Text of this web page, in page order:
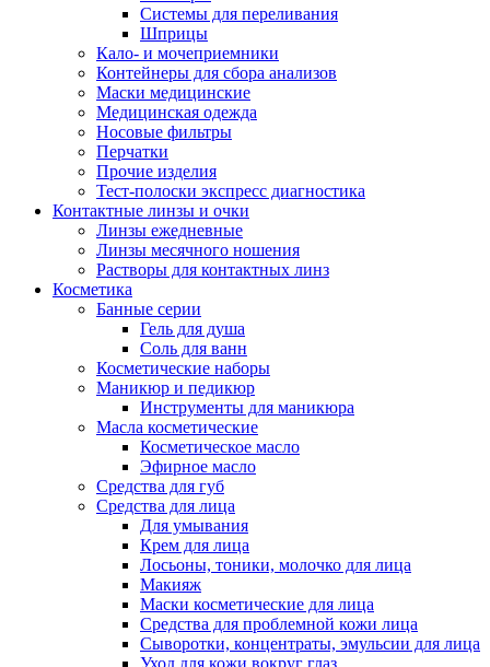
Системы для переливания
Шприцы
Кало- и мочеприемники
Контейнеры для сбора анализов
Маски медицинские
Медицинская одежда
Носовые фильтры
Перчатки
Прочие изделия
Тест-полоски экспресс диагностика
Контактные линзы и очки
Линзы ежедневные
Линзы месячного ношения
Растворы для контактных линз
Косметика
Банные серии
Гель для душа
Соль для ванн
Косметические наборы
Маникюр и педикюр
Инструменты для маникюра
Масла косметические
Косметическое масло
Эфирное масло
Средства для губ
Средства для лица
Для умывания
Крем для лица
Лосьоны, тоники, молочко для лица
Макияж
Маски косметические для лица
Средства для проблемной кожи лица
Сыворотки, концентраты, эмульсии для лица
Уход для кожи вокруг глаз